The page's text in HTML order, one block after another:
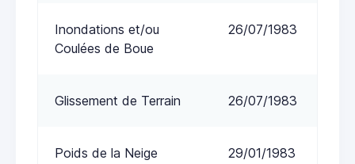
Inondations et/ou
Coulées de Boue
26/07/1983
Glissement de Terrain 26/07/1983
Poids de la Neige 29/01/1983